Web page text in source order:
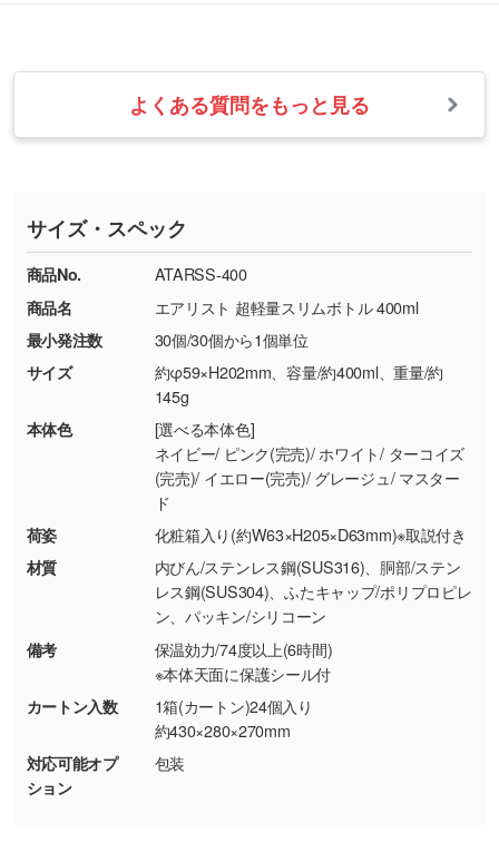
・1色印刷でグラデーションや濃淡を表現した
い
す。→詳しく見る
・コーポレートカラーを使って印刷したい／印
刷色にこだわりがある
DIC・PANTONEなどのカラーチップの指定や、
現物支給による色指定も承っております。→詳
・背景がある画像からキャラクター部分だけを
使いたいです
シンプルな背景のデータや、使いたいキャラク
ター部分の輪郭がはっきりしているデータは切
り抜き処理が可能です。→詳しく見る
・持っているデータの背景が足りない／塗り足
しの作り方が分からない
印刷したいデータが印刷範囲よりも小さい場
合、シンプルな色・柄の背景であれば拡張が可
詳しく見る
・デザインにQRコードを入れたい／QRコード
また、お選びいただいた印刷色が本体色に合わ
ない場合や仕上がりに影響しそうな場合は、ス
タッフから別の色をご案内することもございま
・お届け時に商品が損傷・故障している場合
・ご注文と異なる商品が届いた場合
・印刷不良があった場合
※詳しくは「商品の良品基準について
ください。
【返品・交換ができない場合】
・お客様の元で商品を加工された場合、または
商品が破損した場合
・商品到着後7日以上経過している場合
・お客様のご都合による返品・交換依頼(商
品・色・数量などの注文間違い等)
業日以内に担当スタッフよりメールにてご連絡
いたします。
お急ぎの場合はお電話でのご質問も受け付けて
TEL：0422-29-9911 営業時間10:00～
18:00(土日祝日除く)
よくある質問をもっと見る
サイズ・スペック
商品No.
ATARSS-400
商品名
エアリスト 超軽量スリムボトル 400ml
最小発注数
30個/30個から1個単位
サイズ
約φ59×H202mm、容量/約400ml、重量/約
145g
本体色
[選べる本体色]
ネイビー/ ピンク(完売)/ ホワイト/ ターコイズ
(完売)/ イエロー(完売)/ グレージュ/ マスター
ド
荷姿
化粧箱入り(約W63×H205×D63mm)※取説付き
材質
内びん/ステンレス鋼(SUS316)、胴部/ステン
レス鋼(SUS304)、ふたキャップ/ポリプロピレ
ン、パッキン/シリコーン
備考
保温効力/74度以上(6時間)
※本体天面に保護シール付
カートン入数
1箱(カートン)24個入り
約430×280×270mm
対応可能オプ
ション
包装